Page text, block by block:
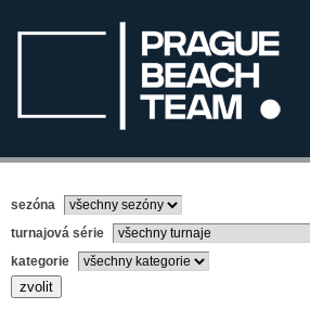
sezóna
turnajová série
kategorie